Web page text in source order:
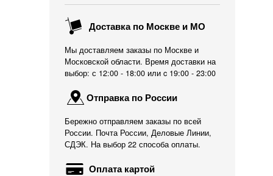
Доставка по Москве и МО
Мы доставляем заказы по Москве и
Московской области. Время доставки на
выбор: с 12:00 - 18:00 или c 19:00 - 23:00
Отправка по России
Бережно отправляем заказы по всей
России. Почта России, Деловые Линии,
СДЭК. На выбор 22 способа оплаты.
Оплата картой